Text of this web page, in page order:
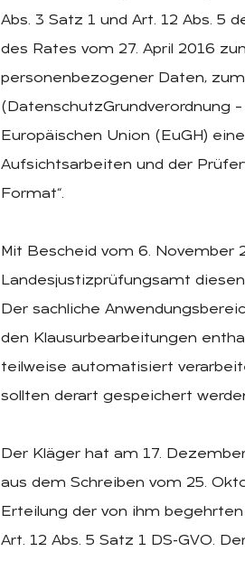
Abs. 3 Satz 1 und Art. 12 Abs. 5
des Rates vom 27. April 2016
personenbezogener Daten,
(DatenschutzGrundverordnung
Europäischen Union (EuGH)
Aufsichtsarbeiten und der
Format“.
Mit Bescheid vom 6. November
Landesjustizprüfungsamt
Der sachliche
den Klausurbearbeitungen
teilweise automatisiert
sollten derart gespeichert
Der Kläger hat am 17.
aus dem Schreiben vom 25.
Erteilung der von ihm
Art. 12 Abs. 5 Satz 1 DS-GVO.